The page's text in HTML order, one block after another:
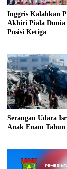
Inggris Kalahkan
Akhiri Piala Dunia
Posisi Ketiga
Serangan Udara
Anak Enam